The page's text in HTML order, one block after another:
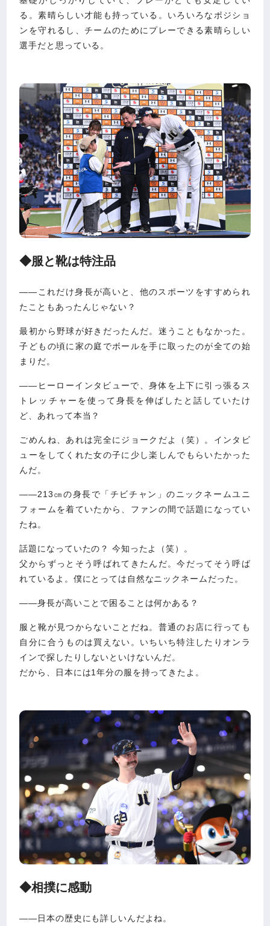
る。素晴らしい才能も持っている。いろいろなポジショ
ンを守れるし、チームのためにプレーできる素晴らしい
選手だと思っている。
◆服と靴は特注品
――これだけ身長が高いと、他のスポーツをすすめられ
たこともあったんじゃない？
最初から野球が好きだったんだ。迷うこともなかった。
子どもの頃に家の庭でボールを手に取ったのが全ての始
まりだ。
――ヒーローインタビューで、身体を上下に引っ張るス
トレッチャーを使って身長を伸ばしたと話していたけ
ど、あれって本当？
ごめんね、あれは完全にジョークだよ（笑）。インタビ
ューをしてくれた女の子に少し楽しんでもらいたかった
んだ。
――213㎝の身長で「チビチャン」のニックネームユニ
フォームを着ていたから、ファンの間で話題になってい
たね。
話題になっていたの？ 今知ったよ（笑）。
父からずっとそう呼ばれてきたんだ。今だってそう呼ば
れているよ。僕にとっては自然なニックネームだった。
――身長が高いことで困ることは何かある？
服と靴が見つからないことだね。普通のお店に行っても
自分に合うものは買えない。いちいち特注したりオンラ
インで探したりしないといけないんだ。
だから、日本には1年分の服を持ってきたよ。
◆相撲に感動
――日本の歴史にも詳しいんだよね。